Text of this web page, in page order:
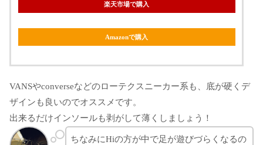
楽天市場で購入
Amazonで購入
VANSやconverseなどのローテクスニーカー系も、底が硬くデ
ザインも良いのでオススメです。
出来るだけインソールも剥がして薄くしましょう！
ちなみにHiの方が中で足が遊びづらくなるの